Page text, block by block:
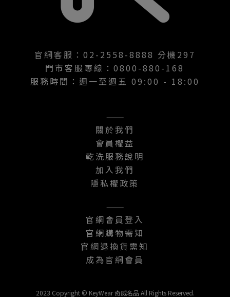
官網客服：02-2558-8888 分機297
門市客服專線：0800-880-168
服務時間：週一至週五 09:00 - 18:00
———
關於我們
會員權益
乾洗服務說明
加入我們
隱私權政策
———
官網會員登入
官網購物需知
官網退換貨需知
成為官網會員
2023 Copyright © KeyWear 奇威名品 All Rights Reserved.